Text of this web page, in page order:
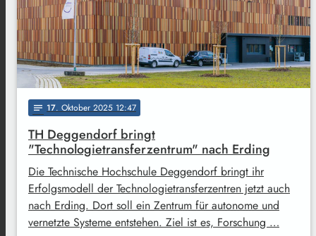
notes 17. Oktober 2025 12:47
TH Deggendorf bringt
"Technologietransferzentrum" nach Erding
Die Technische Hochschule Deggendorf bringt ihr
Erfolgsmodell der Technologietransferzentren jetzt auch
nach Erding. Dort soll ein Zentrum für autonome und
vernetzte Systeme entstehen. Ziel ist es, Forschung …